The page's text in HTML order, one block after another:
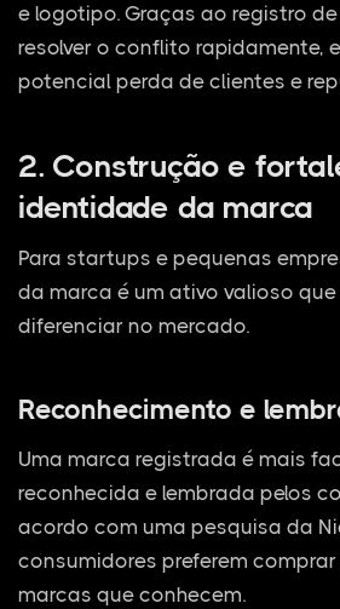
e logotipo. Graças ao registro
resolver o conflito rapidamente,
potencial perda de clientes e
2. Construção e
identidade da marca
Para startups e pequenas
da marca é um ativo valioso
diferenciar no mercado.
Reconhecimento e
Uma marca registrada é mais
reconhecida e lembrada pelos
acordo com uma pesquisa da
consumidores preferem
marcas que conhecem.